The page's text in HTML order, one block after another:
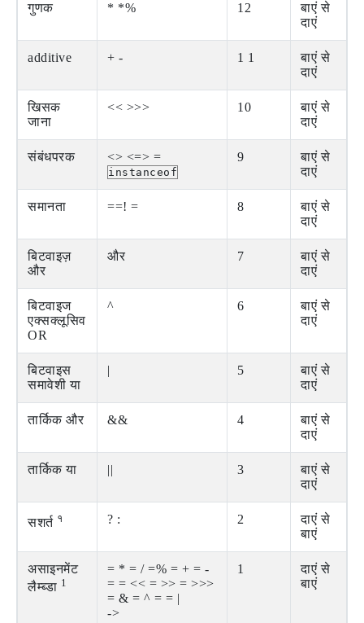
गुणक * *% 12
बाएं से
दाएं
additive + - 1 1
बाएं से
दाएं
खिसक
जाना
<< >>> 10
बाएं से
दाएं
संबंधपरक <> <=> =
instanceof
9
बाएं से
दाएं
समानता ==! = 8
बाएं से
दाएं
बिटवाइज़
और
और 7
बाएं से
दाएं
बिटवाइज
एक्सक्लूसिव
OR
^ 6
बाएं से
दाएं
बिटवाइस
समावेशी या
| 5
बाएं से
दाएं
तार्किक और && 4
बाएं से
दाएं
तार्किक या || 3
बाएं से
दाएं
सशर्त १ ? : 2
दाएं से
बाएं
असाइनमेंट
लैम्ब्डा 1
= * = / =% = + = -
= = << = >> = >>>
= & = ^ = = |
->
1
दाएं से
बाएं